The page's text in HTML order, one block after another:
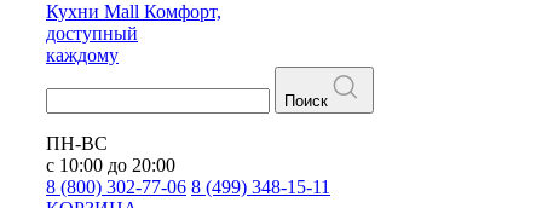
Кухни Mall Комфорт,
доступный
каждому
Поиск
ПН-ВС
с 10:00 до 20:00
8 (800) 302-77-06 8 (499) 348-15-11